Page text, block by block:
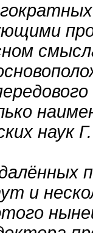
наук
и